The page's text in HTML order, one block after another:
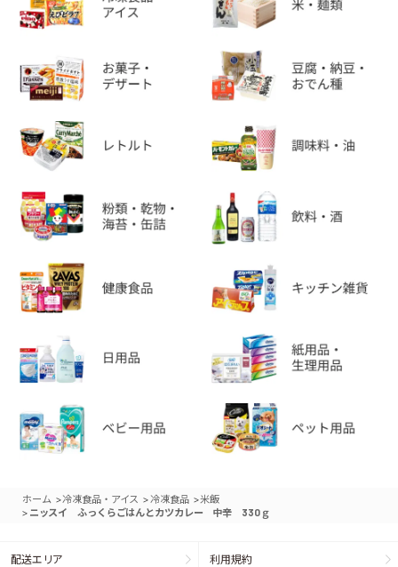
ホーム >冷凍食品・アイス > 冷凍食品 >米飯
> ニッスイ ふっくらごはんとカツカレー 中辛 330ｇ
配送エリア 利用規約